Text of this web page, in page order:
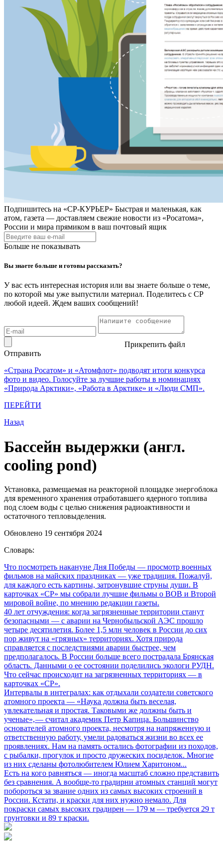
Подпишитесь на «СР-КУРЬЕР» Быстрая и маленькая, как
атом, газета — доставляем свежие новости из «Росатома»,
России и мира прямиком в ваш почтовый ящик
Больше не показывать
Вы знаете больше и готовы рассказать?
У вас есть интересная история или вы знаете больше о теме,
по которой мы уже выпустили материал. Поделитесь с СР
любой идеей. Ждем ваших сообщений!
Прикрепить файл
Отправить
«Страна Росатом» и «Атомфлот» подводят итоги конкурса
фото и видео. Голосуйте за лучшие работы в номинациях
«Природа Арктики», «Работа в Арктике» и «Люди СМП».
ПЕРЕЙТИ
Назад
Бассейн выдержки (англ.
cooling pond)
Установка, размещаемая на реакторной площадке энергоблока
для временного хранения отработавшего ядерного топлива
под слоем воды с целью снижения радиоактивности и
остаточного тепловыделения.
Обновлено 19 сентября 2024
Словарь:
Что посмотреть накануне Дня Победы — просмотр военных
фильмов на майских праздниках — уже традиция. Пожалуй,
для каждого есть картины, затронувшие струны души. В
карточках «СР» мы собрали лучшие фильмы о ВОВ и Второй
мировой войне, по мнению редакции газеты.
40 лет отчуждения: когда загрязненные территории станут
безопасными — с аварии на Чернобыльской АЭС прошло
четыре десятилетия. Более 1,5 млн человек в России до сих
пор живут на «грязных» территориях. Хотя природа
справляется с последствиями аварии быстрее, чем
предполагалось. В России больше всего пострадала Брянская
область. Данными о ее состоянии поделились экологи РУДН.
Что сейчас происходит на загрязненных территориях — в
карточках «СР».
Интервалы в интегралах: как отдыхали создатели советского
атомного проекта — «Наука должна быть веселая,
увлекательная и простая. Таковыми же должны быть и
ученые», — считал академик Петр Капица. Большинство
основателей атомного проекта, несмотря на напряженную и
ответственную работу, умели радоваться жизни во всех ее
проявлениях. Нам на память остались фотографии из походов,
с рыбалки, прогулок и просто дружеских посиделок. Многие
из них сделаны фотолюбителем Юлием Харитоном...
Есть на кого равняться — иногда масштаб сложно представить
без сравнения. А вообще-то градирни атомных станций могут
побороться за звание одних из самых высоких строений в
России. Кстати, и краски для них нужно немало. Для
покраски самых высоких градирен — 179 м — требуется 29 т
грунтовки и 89 т краски.